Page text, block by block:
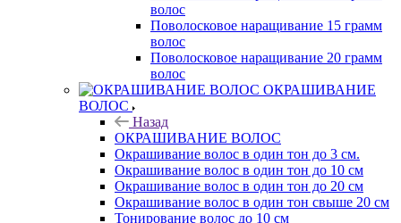
волос
Поволосковое наращивание 15 грамм
волос
Поволосковое наращивание 20 грамм
волос
ОКРАШИВАНИЕ
ВОЛОС
Назад
ОКРАШИВАНИЕ ВОЛОС
Окрашивание волос в один тон до 3 см.
Окрашивание волос в один тон до 10 см
Окрашивание волос в один тон до 20 см
Окрашивание волос в один тон свыше 20 см
Тонирование волос до 10 см